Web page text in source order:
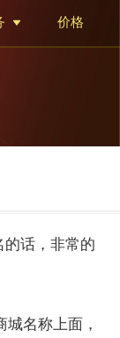
价格
话，非常的
名称上面，